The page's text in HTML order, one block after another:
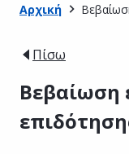
Αρχική
Πίσω
Βεβαίωση